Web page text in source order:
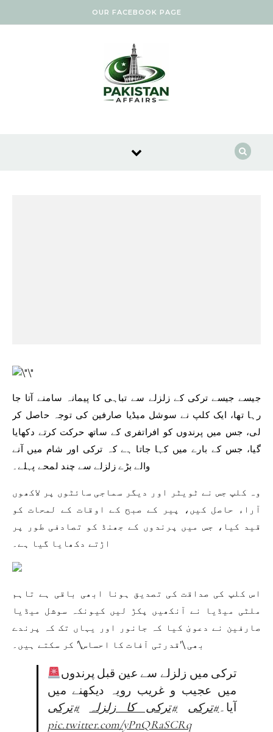
OUR FACEBOOK PAGE
جیسے جیسے ترکی کے زلزلے سے تباہی کا پیمانہ سامنے آتا جا
رہا تھا، ایک کلپ نے سوشل میڈیا صارفین کی توجہ حاصل کر
لی، جس میں پرندوں کو افراتفری کے ساتھ حرکت کرتے دکھایا
گیا، جس کے بارے میں کہا جاتا ہے کہ ترکی اور شام میں آنے
والے بڑے زلزلے سے چند لمحے پہلے۔
وہ کلپ جس نے ٹویٹر اور دیگر سماجی سائٹوں پر لاکھوں
آراء حاصل کیں، پیر کے صبح کے اوقات کے لمحات کو
قید کیا، جس میں پرندوں کے جھنڈ کو تصادفی طور پر
اڑتے دکھایا گیا ہے۔
اس کلپ کی صداقت کی تصدیق ہونا ابھی باقی ہے تاہم
ملٹی میڈیا نے آنکھیں پکڑ لیں کیونکہ سوشل میڈیا
صارفین نے دعویٰ کیا کہ جانور اور یہاں تک کہ پرندے
بھی \’قدرتی آفات کا احساس\’ کر سکتے ہیں۔
ترکی میں زلزلے سے عین قبل پرندوں
میں عجیب و غریب رویہ دیکھنے میں
آیا۔#ترکی #ترکی کا زلزلہ
#ترکی
pic.twitter.com/yPnQRaSCRq